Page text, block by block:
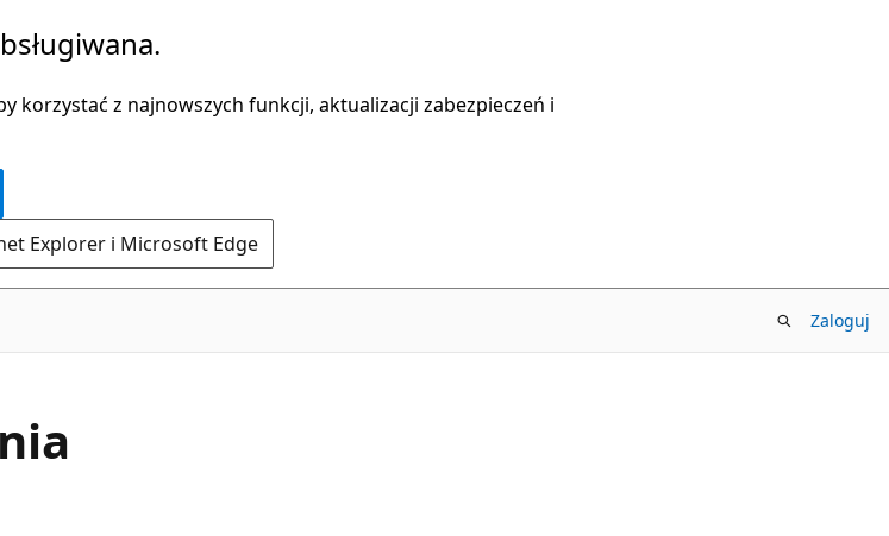
korzystać z najnowszych funkcji, aktualizacji zabezpieczeń i
Explorer i Microsoft Edge
Zaloguj